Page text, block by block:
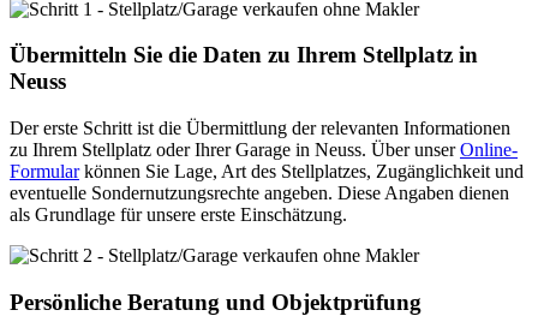
Übermitteln Sie die Daten zu Ihrem Stellplatz in
Neuss
Der erste Schritt ist die Übermittlung der relevanten Informationen
zu Ihrem Stellplatz oder Ihrer Garage in Neuss. Über unserOnline-
Formularkönnen Sie Lage, Art des Stellplatzes, Zugänglichkeit und
eventuelle Sondernutzungsrechte angeben. Diese Angaben dienen
als Grundlage für unsere erste Einschätzung.
Persönliche Beratung und Objektprüfung